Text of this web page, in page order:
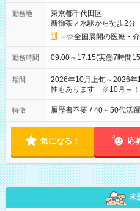
勤務地
東京都千代田区
新御茶ノ水駅から徒歩2分
～☆全国展開の医療・
勤務時間 09:00～17:15(実働7時間
期間
2026年10月上旬～2026
性もあります ※10月～！
特徴 履歴書不要 / 40～50代活
気になる！ 応
未